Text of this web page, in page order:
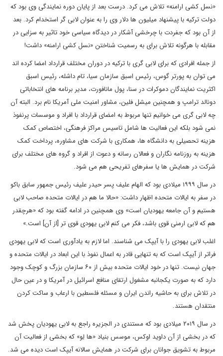
«نسل کشی ارامنه» تلاش می کرد. درست بعد از پایان دوره نمایندگی وی بود که
دولت ترکیه با پیشنهاد میلیون ها دلار وی را به عنوان لابی گر استخدام کرد. بعد
از آن بود که جفردت با چرخشی آشکار در دیدگاه سیاسی خود تاثیر به سزایی در
مقابله با هرگونه تلاش برای به رسمیت شناختن «نسل کشی ارامنه» داشت!
از جمله افرادی که برای لابی گری با ترکیه در دوران مختلف قرارداد امضا کرده اند
می توان به پورتر گوس، رئیس اسبق سازمان سیا، تام داشله، رئیس اسبق
اکثریت نمایندگان دموکرات در سنا، پول مانافورت، مدیر برنامه های انتخاباتی
دونالد ترامپ و همچنین میشل فلین، مشاور امنیت ملی آمریکا نام برد. البته آن
چه لابی گری می خوانیم تنها مربوط به امضای قرارداد با افراد و موسسات پرنفوذ
نمی شود بلکه این فعالیت ها شامل تاسیس مراکز فرهنگی، اختصاص کمک
هزینه تحصیلی به دانشگاه ها، همکاری با شرکت های مشاوره، پرداخت کمک
هزینه به روزنامه نگاران و فعالان رسانه و دعوت از افراد و گروه های مختلف برای
شرکت در همایش ها یا سفرهای تفریحی هم می شود.
در سال ۱۹۹۹ میلادی بود که الهام علیف پسر حیدر علیف رئیس جمهور سابق باکو
در سفر به ایالات متحده اظهار داشت: «حالا ما هم در ایالات متحده صاحب لابی
هستیم و آن جامعه یهودیان است» وی همچنین در ادامه گفته بود که «هرچقدر
هم که لابی ارمنی قوی باشد، فکر می کنم لابی یهودی قوی تر [از آن] است.»
اغلب لابی یهودی را با آیپک می شناسند. اما لازم به یادآوری است که لابی یهودی
فراتر از آیپک است که به تنهایی قادر به اعمال نفوذ با این ابعاد در ایالات متحده و
جهان نیست. تنها در خود ایالات متحده بیش از ۶۰ سازمان بزرگ و کوچک وجود
دارد که به صورت یکجانبه مشغول ارتقای منافع اسرائیل در آمریکا و در عین حال
در تلاش برای به حاشیه راندن ایران و مسئله فلسطین با ارعاب و ساکت کردن
منتقدان هستند.
در سال ۲۰۱۹ میلادی بود که مستندی در الجزیره راجع به لابی یهودیان پخش شد
که در بخشی از آن داوید اوکس، موسس بنیاد «ها لِو» که بخشی از فعالیت آن
مربوط به تشویق جوانان برای شرکت در همایش سالانه آیپک است دیده می شد.